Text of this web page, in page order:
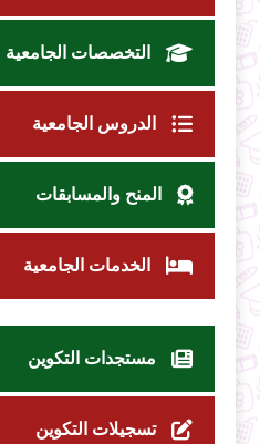
التخصصات الجامعية
الدروس الجامعية
المنح والمسابقات
الخدمات الجامعية
مستجدات التكوين
تسجيلات التكوين